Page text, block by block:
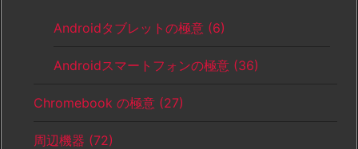
Androidタブレットの極意 (6)
Androidスマートフォンの極意 (36)
Chromebook の極意 (27)
周辺機器 (72)